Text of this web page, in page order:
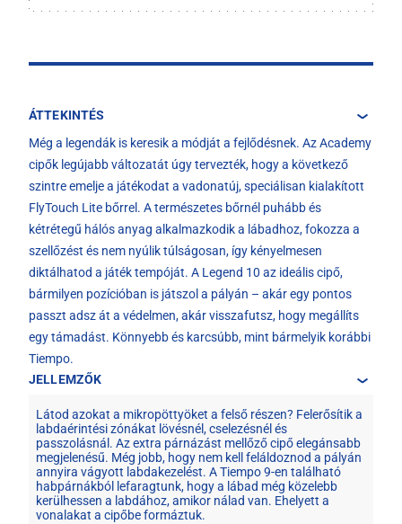
ÁTTEKINTÉS
Még a legendák is keresik a módját a fejlődésnek. Az Academy
cipők legújabb változatát úgy tervezték, hogy a következő
szintre emelje a játékodat a vadonatúj, speciálisan kialakított
FlyTouch Lite bőrrel. A természetes bőrnél puhább és
kétrétegű hálós anyag alkalmazkodik a lábadhoz, fokozza a
szellőzést és nem nyúlik túlságosan, így kényelmesen
diktálhatod a játék tempóját. A Legend 10 az ideális cipő,
bármilyen pozícióban is játszol a pályán – akár egy pontos
passzt adsz át a védelmen, akár visszafutsz, hogy megállíts
egy támadást. Könnyebb és karcsúbb, mint bármelyik korábbi
Tiempo.
JELLEMZŐK
Látod azokat a mikropöttyöket a felső részen? Felerősítik a
labdaérintési zónákat lövésnél, cselezésnél és
passzolásnál. Az extra párnázást mellőző cipő elegánsabb
megjelenésű. Még jobb, hogy nem kell feláldoznod a pályán
annyira vágyott labdakezelést. A Tiempo 9-en található
habpárnákból lefaragtunk, hogy a lábad még közelebb
kerülhessen a labdához, amikor nálad van. Ehelyett a
vonalakat a cipőbe formáztuk.